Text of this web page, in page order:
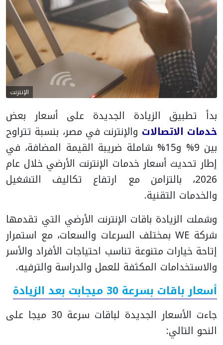
الإنترنت
بدأ تطبيق الزيادة الجديدة على أسعار بعض
خدمات الاتصالات والإنترنت في مصر، بنسبة تتراوح
بين 9% و15% شاملة ضريبة القيمة المضافة، في
إطار تحديث أسعار خدمات الإنترنت الأرضي خلال عام
2026، بالتزامن مع ارتفاع تكاليف التشغيل
والخدمات التقنية.
وشملت الزيادة باقات الإنترنت الأرضي التي تقدمها
شركة WE بمختلف السرعات والسعات، مع استمرار
إتاحة خيارات متنوعة تناسب احتياجات الأفراد والأسر
والاستخدامات المكثفة للعمل والدراسة والترفيه.
أسعار باقات بسرعة 30 ميجابت بعد الزيادة
جاءت الأسعار الجديدة لباقات سرعة 30 ميجا على
النحو التالي: